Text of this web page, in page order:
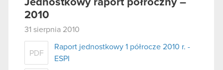
Jednostkowy raport półroczny –
2010
31 sierpnia 2010
PDF
Raport jednostkowy 1 półrocze 2010 r. -
ESPI